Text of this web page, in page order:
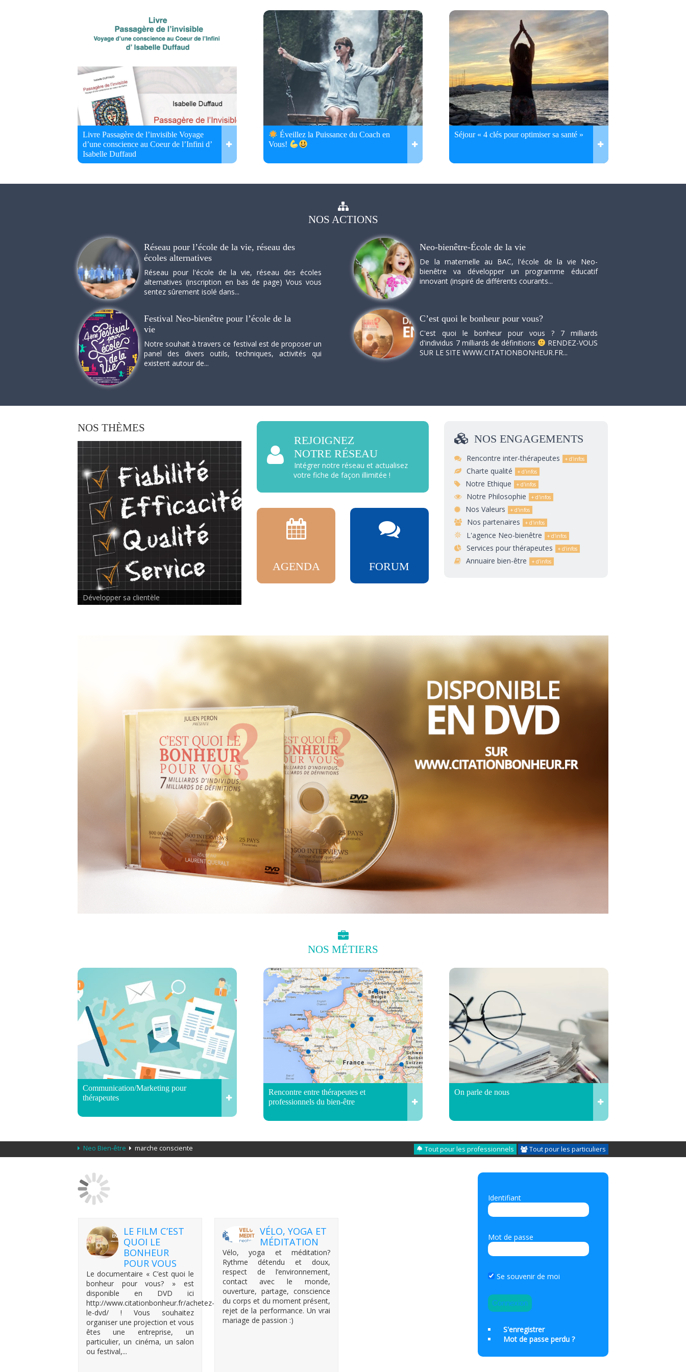
Livre Passagère de l’invisible Voyage
d’une conscience au Coeur de l’Infini d’
Isabelle Duffaud
Éveillez la Puissance du Coach en
Vous!
Séjour « 4 clés pour optimiser sa santé »
NOS ACTIONS
Réseau pour l’école de la vie, réseau des
écoles alternatives
Réseau pour l'école de la vie, réseau des écoles
alternatives (inscription en bas de page) Vous vous
sentez sûrement isolé dans...
Neo-bienêtre-École de la vie
De la maternelle au BAC, l'école de la vie Neo-
bienêtre va développer un programme éducatif
innovant (inspiré de différents courants...
Festival Neo-bienêtre pour l’école de la
vie
Notre souhait à travers ce festival est de proposer un
panel des divers outils, techniques, activités qui
existent autour de...
C’est quoi le bonheur pour vous?
C'est quoi le bonheur pour vous ? 7 milliards
d'individus 7 milliards de définitions
RENDEZ-VOUS
SUR LE SITE WWW.CITATIONBONHEUR.FR...
NOS THÈMES
Rencontre inter-thérapeutes
REJOIGNEZ
NOTRE RÉSEAU
Intégrer notre réseau et actualisez
votre fiche de façon illimitée !
AGENDA FORUM
NOS ENGAGEMENTS
Rencontre inter-thérapeutes
Charte qualité
Notre Ethique
Notre Philosophie
Nos Valeurs
Nos partenaires
L'agence Neo-bienêtre
Services pour thérapeutes
Annuaire bien-être
NOS MÉTIERS
Communication/Marketing pour
thérapeutes
Rencontre entre thérapeutes et
professionnels du bien-être
On parle de nous
Neo Bien-être marche consciente Tout pour les professionnels Tout pour les particuliers
LE FILM C’EST
QUOI LE
BONHEUR
POUR VOUS
Le documentaire « C’est quoi le
bonheur pour vous? » est
disponible en DVD ici
http://www.citationbonheur.fr/achetez-
le-dvd/ ! Vous souhaitez
organiser une projection et vous
êtes une entreprise, un
particulier, un cinéma, un salon
ou festival,...
VÉLO, YOGA ET
MÉDITATION
Vélo, yoga et méditation?
Rythme détendu et doux,
respect de l’environnement,
contact avec le monde,
ouverture, partage, conscience
du corps et du moment présent,
rejet de la performance. Un vrai
mariage de passion :)
Identifiant
Mot de passe
Se souvenir de moi
S'enregistrer
Mot de passe perdu ?